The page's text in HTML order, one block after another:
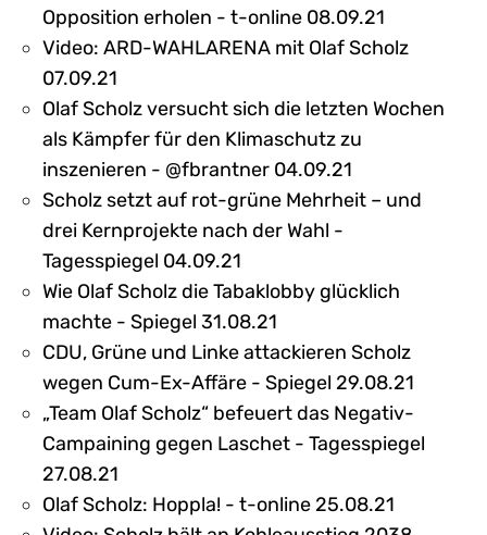
Opposition erholen - t-online 08.09.21
Video: ARD-WAHLARENA mit Olaf Scholz
07.09.21
Olaf Scholz versucht sich die letzten Wochen
als Kämpfer für den Klimaschutz zu
inszenieren - @fbrantner 04.09.21
Scholz setzt auf rot-grüne Mehrheit – und
drei Kernprojekte nach der Wahl -
Tagesspiegel 04.09.21
Wie Olaf Scholz die Tabaklobby glücklich
machte - Spiegel 31.08.21
CDU, Grüne und Linke attackieren Scholz
wegen Cum-Ex-Affäre - Spiegel 29.08.21
„Team Olaf Scholz“ befeuert das Negativ-
Campaining gegen Laschet - Tagesspiegel
27.08.21
Olaf Scholz: Hoppla! - t-online 25.08.21